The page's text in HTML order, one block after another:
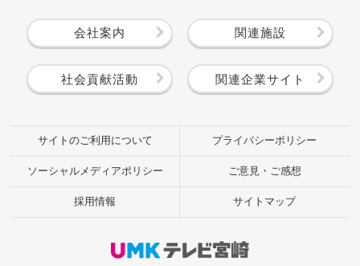
会社案内 関連施設
社会貢献活動 関連企業サイト
サイトのご利用について プライバシーポリシー
ソーシャルメディアポリシー ご意見・ご感想
採用情報 サイトマップ